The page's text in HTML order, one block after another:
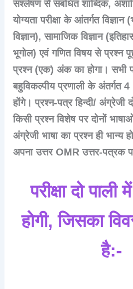
संश्लेषण से संबंधित शाब्दिक,
योग्यता परीक्षा के आंतर्गत
विज्ञान), सामाजिक विज्ञान
भूगोल) एवं गणित विषय से प्रश्न
प्रश्न (एक) अंक का होगा। सभी
बहुविकल्पीय प्रणाली के अंतर्गत
होंगे। प्रश्न-पत्र हिन्दी/ अंग्रेजी
किसी प्रश्न विशेष पर दोनों
अंग्रेजी भाषा का प्रश्न ही भान्य
अपना उत्तर OMR उत्तर-पत्रक
परीक्षा दो
होगी, जिसका
है:-